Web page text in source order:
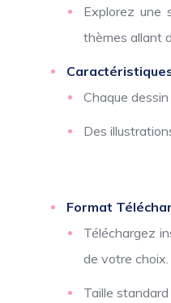
Explorez une
thèmes allant
Chaque
Des
Format
Téléchargez
de votre choix.
Taille